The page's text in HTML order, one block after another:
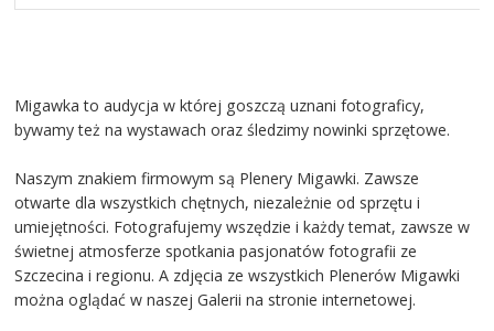
Migawka to audycja w której goszczą uznani fotograficy,
bywamy też na wystawach oraz śledzimy nowinki sprzętowe.
Naszym znakiem firmowym są Plenery Migawki. Zawsze
otwarte dla wszystkich chętnych, niezależnie od sprzętu i
umiejętności. Fotografujemy wszędzie i każdy temat, zawsze w
świetnej atmosferze spotkania pasjonatów fotografii ze
Szczecina i regionu. A zdjęcia ze wszystkich Plenerów Migawki
można oglądać w naszej Galerii na stronie internetowej.